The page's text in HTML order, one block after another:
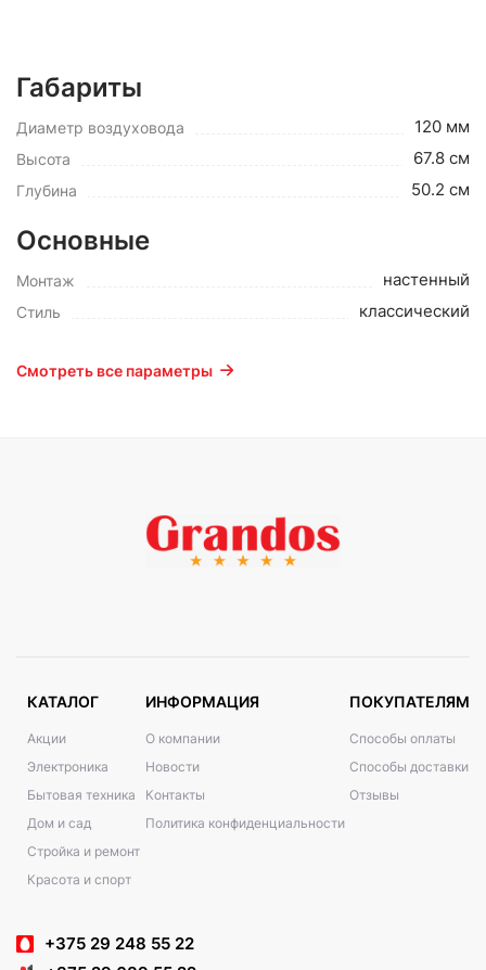
Габариты
Диаметр воздуховода 120 мм
Высота 67.8 см
Глубина 50.2 см
Основные
Монтаж настенный
Стиль классический
Смотреть все параметры
КАТАЛОГ
Акции
Электроника
Бытовая техника
Дом и сад
Стройка и ремонт
Красота и спорт
ИНФОРМАЦИЯ
О компании
Новости
Контакты
Политика конфиденциальности
ПОКУПАТЕЛЯМ
Способы оплаты
Способы доставки
Отзывы
+375 29 248 55 22